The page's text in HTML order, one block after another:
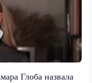
Глоба назвала